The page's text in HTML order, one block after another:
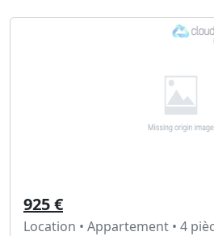
925 €
Location • Appartement • 4